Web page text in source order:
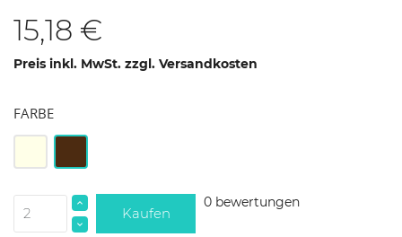
15,18 €
Preis inkl. MwSt. zzgl. Versandkosten
FARBE
Braun
Kaufen
0 bewertungen